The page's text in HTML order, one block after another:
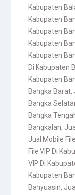
Kabupaten
Kabupaten
Kabupaten
Kabupaten
Kabupaten
Di Kabupaten
Kabupaten
Bangka Barat,
Bangka
Bangka
Bangkalan,
Jual Mobile
File VIP Di
VIP Di
Kabupaten
Banyuasin,